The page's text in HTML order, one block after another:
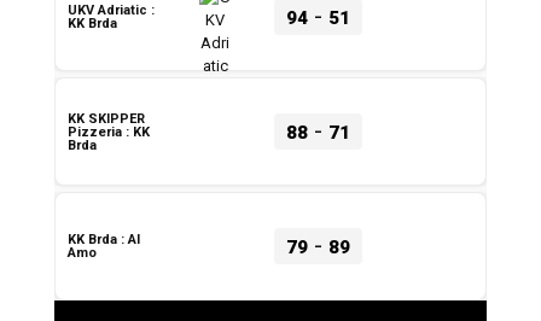
94- 51
UKV Adriatic :
KK Brda
88- 71
KK SKIPPER
Pizzeria : KK
Brda
79- 89
KK Brda : Al
Amo